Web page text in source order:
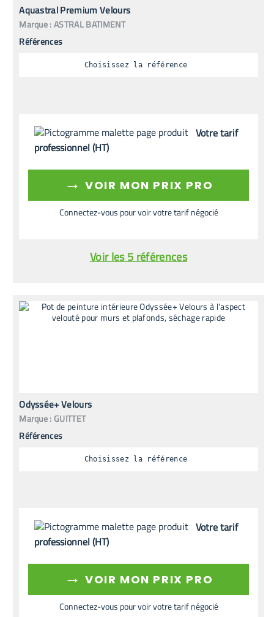
Aquastral Premium Velours
Marque :ASTRAL BATIMENT
Références
Choisissez la référence
Votre tarif
professionnel (HT)
→ VOIR MON PRIX PRO
Connectez-vous pour voir votre tarif négocié
Voir les 5 références
Odyssée+ Velours
Marque : GUITTET
Références
Choisissez la référence
Votre tarif
professionnel (HT)
→ VOIR MON PRIX PRO
Connectez-vous pour voir votre tarif négocié